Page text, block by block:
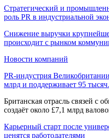
Стратегический и
роль PR в индустриальной
Снижение выручки
происходит с рынком
Новости компаний
PR-индустрия
млрд и поддерживает 95
Британская отрасль связей с
создаёт около £7,1 млрд
Карьерный старт после
ценятся работодателями